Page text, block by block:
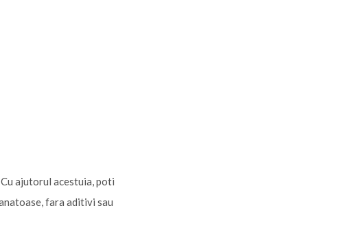
ajutorul acestuia, poti
fara aditivi sau